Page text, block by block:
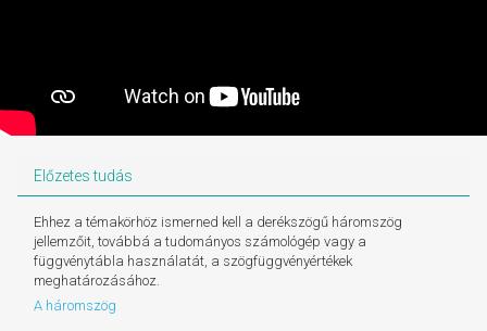
Előzetes tudás
Ehhez a témakörhöz ismerned kell a derékszögű háromszög
jellemzőit, továbbá a tudományos számológép vagy a
függvénytábla használatát, a szögfüggvényértékek
meghatározásához.
A háromszög